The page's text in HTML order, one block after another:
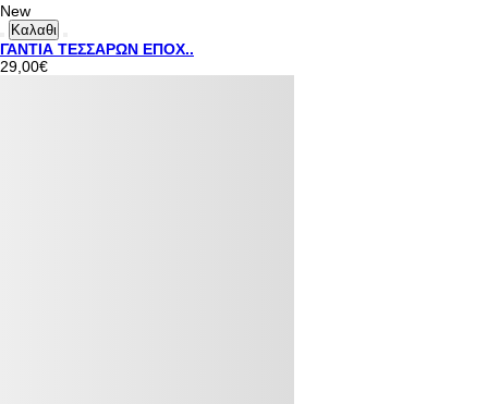
New
Καλαθι
ΓΑΝΤΙΑ ΤΕΣΣΑΡΩΝ ΕΠΟΧ..
29,00€